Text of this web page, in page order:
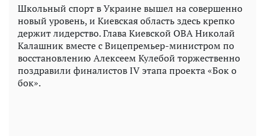
Школьный спорт в Украине вышел на совершенно
новый уровень, и Киевская область здесь крепко
держит лидерство. Глава Киевской ОВА Николай
Калашник вместе с Вицепремьер-министром по
восстановлению Алексеем Кулебой торжественно
поздравили финалистов IV этапа проекта «Бок о
бок».